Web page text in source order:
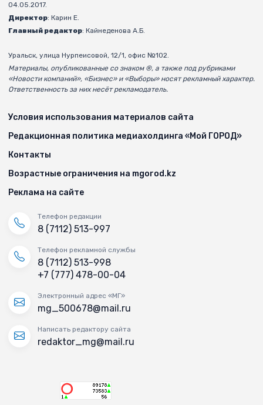
04.05.2017.
Директор: Карин Е.
Главный редактор: Кайнеденова А.Б.
Уральск, улица Нурпеисовой, 12/1, офис №102.
Материалы, опубликованные со знаком ®, а также под рубриками
«Новости компаний», «Бизнес» и «Выборы» носят рекламный характер.
Ответственность за них несёт рекламодатель.
Условия использования материалов сайта
Редакционная политика медиахолдинга «Мой ГОРОД»
Контакты
Возрастные ограничения на mgorod.kz
Реклама на сайте
Телефон редакции
8 (7112) 513-997
Телефон рекламной службы
8 (7112) 513-998
+7 (777) 478-00-04
Электронный адрес «МГ»
mg_500678@mail.ru
Написать редактору сайта
redaktor_mg@mail.ru